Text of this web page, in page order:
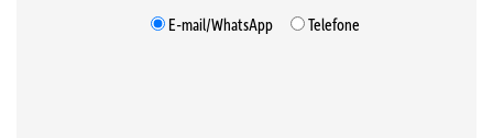
E-mail/WhatsApp
Telefone